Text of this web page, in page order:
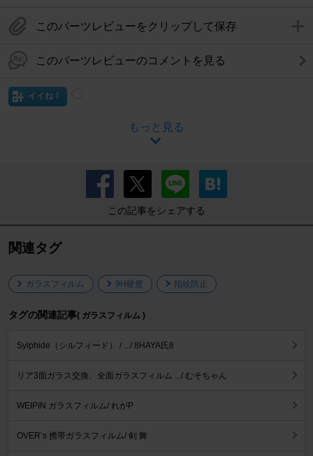
このパーツレビューをクリップして保存
このパーツレビューのコメントを見る
イイね！
もっと見る
この記事をシェアする
関連タグ
ガラスフィルム 9H硬度 指紋防止
タグの関連記事( ガラスフィルム )
Sylphide（シルフィード） / .../ 8HAYA氏8
リア3面ガラス交換、全面ガラスフィルム .../ むそちゃん
WEIPIN ガラスフィルム/ れがP
OVER’s 携帯ガラスフィルム/ 剣 舞